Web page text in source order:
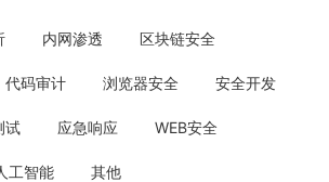
内网渗透 区块链安全
代码审计 浏览器安全 安全开发
试 应急响应 WEB安全
工智能 其他